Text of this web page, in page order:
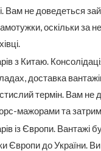
Вам не доведеться
оскільки за
з Китаю.
доставка
термін. Вам не
мажорами та
із Європи. Вантажі
Європи до України.